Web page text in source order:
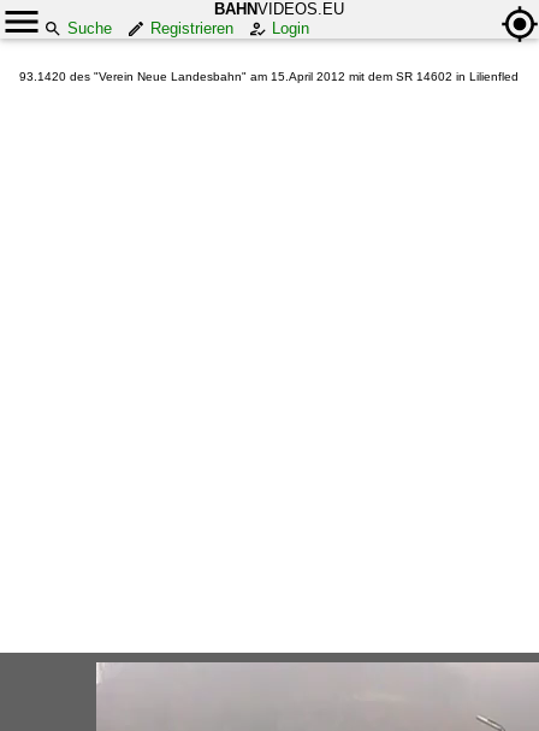
BAHNVIDEOS.EU
Suche
Registrieren Login
93.1420 des "Verein Neue Landesbahn" am 15.April 2012 mit dem SR 14602 in Lilienfled